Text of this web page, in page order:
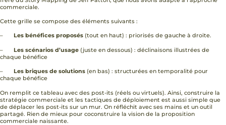
commerciale.
Cette grille se compose des éléments suivants :
– Les bénéfices proposés (tout en haut) : priorisés de gauche à droite.
– Les scénarios d’usage (juste en dessous) : déclinaisons illustrées de
chaque bénéfice
– Les briques de solutions (en bas) : structurées en temporalité pour
chaque bénéfice
On remplit ce tableau avec des post-its (réels ou virtuels). Ainsi, construire la
stratégie commerciale et les tactiques de déploiement est aussi simple que
de déplacer les post-its sur un mur. On réfléchit avec ses mains et un outil
partagé. Rien de mieux pour coconstruire la vision de la proposition
commerciale naissante.